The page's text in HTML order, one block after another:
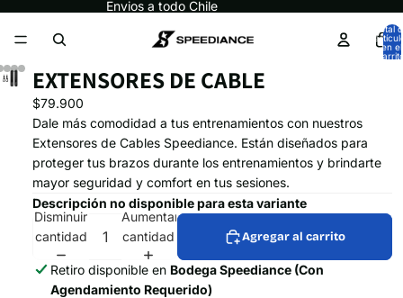
Envios a todo Chile
Total
en el
EXTENSORES DE CABLE
$79.900
Dale más comodidad a tus entrenamientos con nuestros
Extensores de Cables Speediance. Están diseñados para
proteger tus brazos durante los entrenamientos y brindarte
mayor seguridad y comfort en tus sesiones.
Descripción no disponible para esta variante
Disminuir
cantidad
Aumentar
cantidad
Agregar al carrito
Retiro disponible en Bodega Speediance (Con
Agendamiento Requerido)